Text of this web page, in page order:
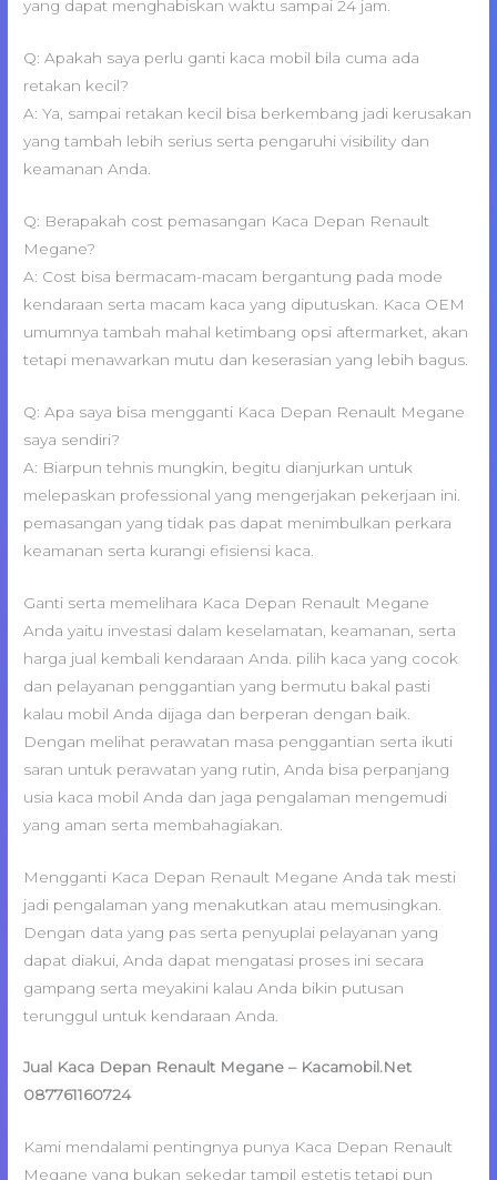
yang dapat menghabiskan waktu sampai 24 jam.
Q: Apakah saya perlu ganti kaca mobil bila cuma ada
retakan kecil?
A: Ya, sampai retakan kecil bisa berkembang jadi kerusakan
yang tambah lebih serius serta pengaruhi visibility dan
keamanan Anda.
Q: Berapakah cost pemasangan Kaca Depan Renault
Megane?
A: Cost bisa bermacam-macam bergantung pada mode
kendaraan serta macam kaca yang diputuskan. Kaca OEM
umumnya tambah mahal ketimbang opsi aftermarket, akan
tetapi menawarkan mutu dan keserasian yang lebih bagus.
Q: Apa saya bisa mengganti Kaca Depan Renault Megane
saya sendiri?
A: Biarpun tehnis mungkin, begitu dianjurkan untuk
melepaskan professional yang mengerjakan pekerjaan ini.
pemasangan yang tidak pas dapat menimbulkan perkara
keamanan serta kurangi efisiensi kaca.
Ganti serta memelihara Kaca Depan Renault Megane
Anda yaitu investasi dalam keselamatan, keamanan, serta
harga jual kembali kendaraan Anda. pilih kaca yang cocok
dan pelayanan penggantian yang bermutu bakal pasti
kalau mobil Anda dijaga dan berperan dengan baik.
Dengan melihat perawatan masa penggantian serta ikuti
saran untuk perawatan yang rutin, Anda bisa perpanjang
usia kaca mobil Anda dan jaga pengalaman mengemudi
yang aman serta membahagiakan.
Mengganti Kaca Depan Renault Megane Anda tak mesti
jadi pengalaman yang menakutkan atau memusingkan.
Dengan data yang pas serta penyuplai pelayanan yang
dapat diakui, Anda dapat mengatasi proses ini secara
gampang serta meyakini kalau Anda bikin putusan
terunggul untuk kendaraan Anda.
Jual Kaca Depan Renault Megane – Kacamobil.Net
087761160724
Kami mendalami pentingnya punya Kaca Depan Renault
Megane yang bukan sekedar tampil estetis tetapi pun